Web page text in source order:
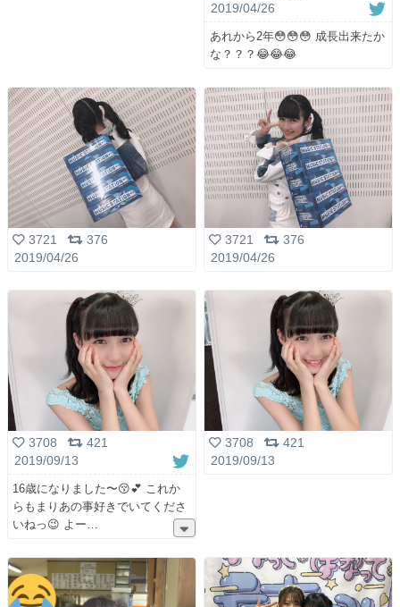
2019/04/26
あれから2年😳😳😳 成長出来たか
な？？？😂😂😂
3721
376
2019/04/26
3721
376
2019/04/26
3708
421
2019/09/13
16歳になりました〜😚💕 これか
らもまりあの事好きでいてくださ
いねっ😉 よー
3708
421
2019/09/13